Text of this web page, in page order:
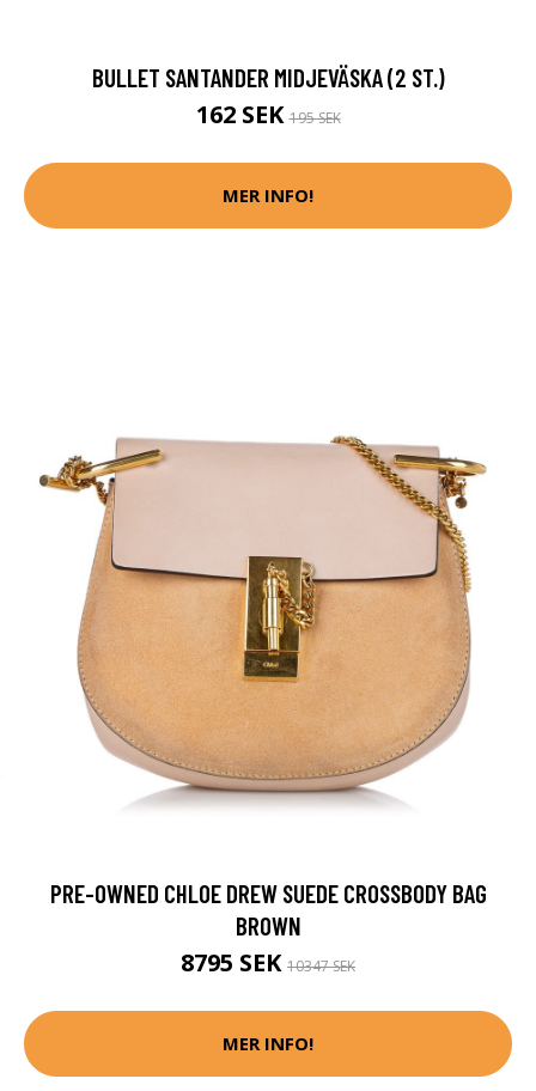
BULLET SANTANDER MIDJEVÄSKA (2 ST.)
162 SEK195 SEK
MER INFO!
PRE-OWNED CHLOE DREW SUEDE CROSSBODY BAG
BROWN
8795 SEK 10347 SEK
MER INFO!